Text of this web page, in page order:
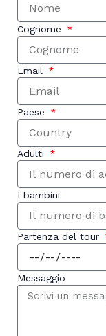
Cognome
Email
Paese
Adulti
I bambini
Partenza del tour
Messaggio